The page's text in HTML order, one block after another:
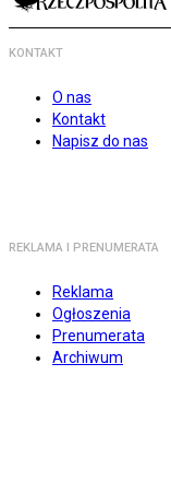
KONTAKT
O nas
Kontakt
Napisz do nas
REKLAMA I PRENUMERATA
Reklama
Ogłoszenia
Prenumerata
Archiwum